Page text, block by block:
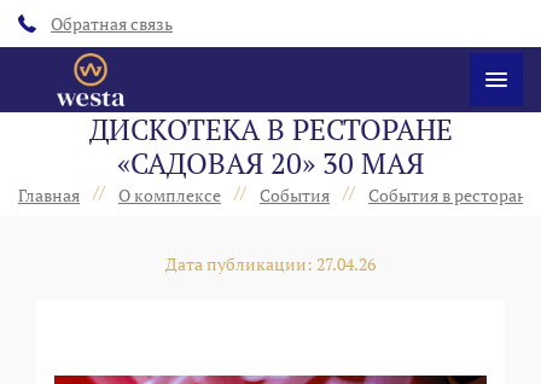
Обратная связь
ДИСКОТЕКА В РЕСТОРАНЕ
«САДОВАЯ 20» 30 МАЯ
Главная // О комплексе // События // События в
Дата публикации: 27.04.26